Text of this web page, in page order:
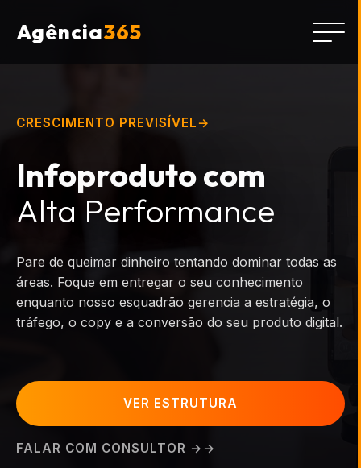
Agência365
CRESCIMENTO PREVISÍVEL
Infoproduto com
Alta Performance
Pare de queimar dinheiro tentando dominar todas as
áreas. Foque em entregar o seu conhecimento
enquanto nosso esquadrão gerencia a estratégia, o
tráfego, o copy e a conversão do seu produto digital.
VER ESTRUTURA
FALAR COM CONSULTOR →